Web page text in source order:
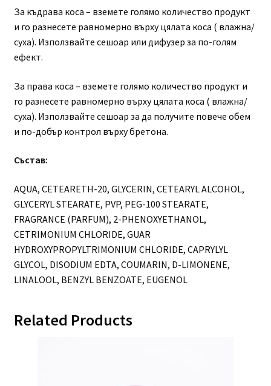
За къдрава коса – вземете голямо количество продукт
и го разнесете равномерно върху цялата коса ( влажна/
суха). Използвайте сешоар или дифузер за по-голям
ефект.
За права коса – вземете голямо количество продукт и
го разнесете равномерно върху цялата коса ( влажна/
суха). Използвайте сешоар за да получите повече обем
и по-добър контрол върху бретона.
Състав:
AQUA, CETEARETH-20, GLYCERIN, CETEARYL ALCOHOL,
GLYCERYL STEARATE, PVP, PEG-100 STEARATE,
FRAGRANCE (PARFUM), 2-PHENOXYETHANOL,
CETRIMONIUM CHLORIDE, GUAR
HYDROXYPROPYLTRIMONIUM CHLORIDE, CAPRYLYL
GLYCOL, DISODIUM EDTA, COUMARIN, D-LIMONENE,
LINALOOL, BENZYL BENZOATE, EUGENOL
Related Products